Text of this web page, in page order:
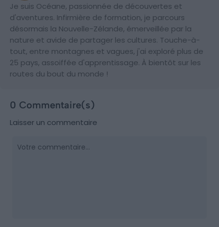
Je suis Océane, passionnée de découvertes et
d'aventures. Infirmière de formation, je parcours
désormais la Nouvelle-Zélande, émerveillée par la
nature et avide de partager les cultures. Touche-à-
tout, entre montagnes et vagues, j'ai exploré plus de
25 pays, assoiffée d'apprentissage. À bientôt sur les
routes du bout du monde !
0 Commentaire(s)
Laisser un commentaire